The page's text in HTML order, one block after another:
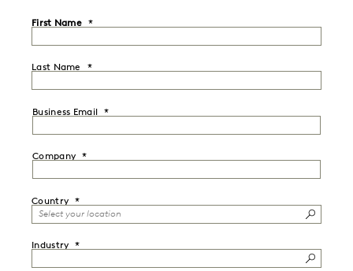
First Name
Last Name
Business Email
Company
Country
Industry